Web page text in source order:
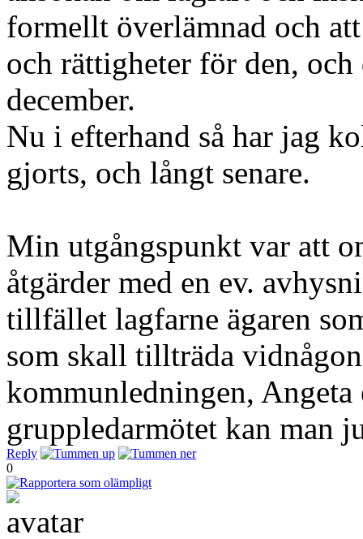
formellt överlämnad och
och rättigheter för den,
december.
Nu i efterhand så har jag
gjorts, och långt senare.
Min utgångspunkt var att
åtgärder med en ev.
tillfället lagfarne ägaren
som skall tillträda
kommunledningen,
gruppledarmötet kan man
Reply
0